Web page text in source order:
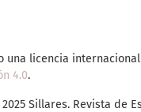
una licencia internacional
4.0.
Sillares. Revista de